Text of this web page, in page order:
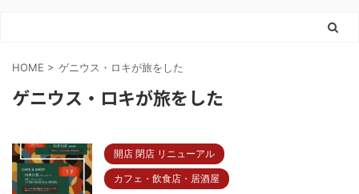
HOME > ゲニウス・ロキが旅をした
ゲニウス・ロキが旅をした
開店 閉店 リニューアル
カフェ・飲食店・居酒屋